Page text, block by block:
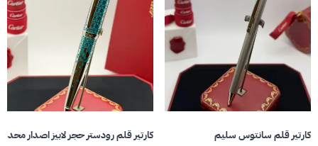
كارتير قلم سانتوس سليم كارتير قلم رودستر حجر لابيز اصدار